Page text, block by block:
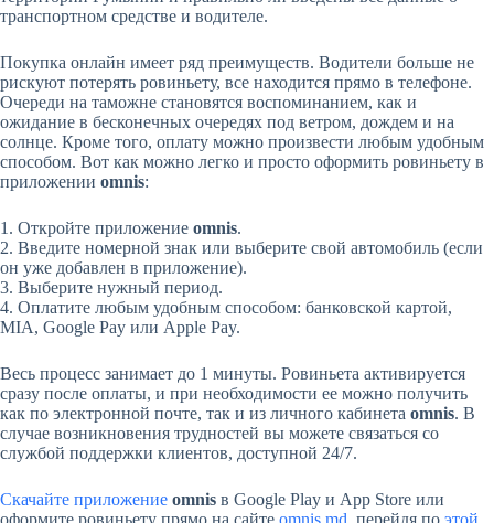
транспортном средстве и водителе.
Покупка онлайн имеет ряд преимуществ. Водители больше не
рискуют потерять ровиньету, все находится прямо в телефоне.
Очереди на таможне становятся воспоминанием, как и
ожидание в бесконечных очередях под ветром, дождем и на
солнце. Кроме того, оплату можно произвести любым удобным
способом. Вот как можно легко и просто оформить ровиньету в
приложении omnis:
1. Откройте приложение omnis.
2. Введите номерной знак или выберите свой автомобиль (если
он уже добавлен в приложение).
3. Выберите нужный период.
4. Оплатите любым удобным способом: банковской картой,
MIA, Google Pay или Apple Pay.
Весь процесс занимает до 1 минуты. Ровиньета активируется
сразу после оплаты, и при необходимости ее можно получить
как по электронной почте, так и из личного кабинета omnis. В
случае возникновения трудностей вы можете связаться со
службой поддержки клиентов, доступной 24/7.
Скачайте приложение omnis в Google Play и App Store или